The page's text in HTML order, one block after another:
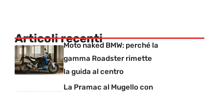
Articoli recentiMoto naked BMW: perché la
gamma Roadster rimette
la guida al centro
La Pramac al Mugello con